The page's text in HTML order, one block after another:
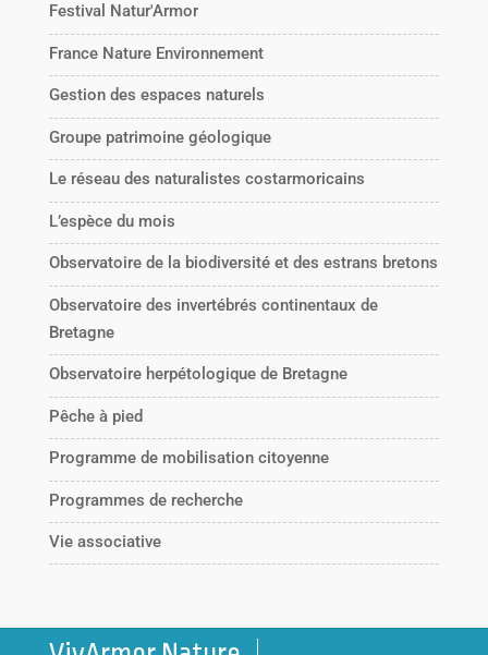
Festival Natur'Armor
France Nature Environnement
Gestion des espaces naturels
Groupe patrimoine géologique
Le réseau des naturalistes costarmoricains
L’espèce du mois
Observatoire de la biodiversité et des estrans bretons
Observatoire des invertébrés continentaux de
Bretagne
Observatoire herpétologique de Bretagne
Pêche à pied
Programme de mobilisation citoyenne
Programmes de recherche
Vie associative